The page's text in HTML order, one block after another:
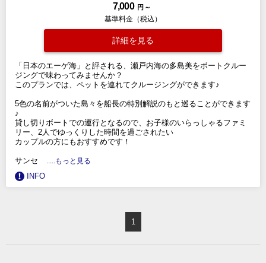
7,000 円 ～
基準料金（税込）
詳細を見る
「日本のエーゲ海」と評される、瀬戸内海の多島美をボートクルー
ジングで味わってみませんか？
このプランでは、ペットを連れてクルージングができます♪
5色の名前がついた島々を船長の特別解説のもと巡ることができます
♪
貸し切りボートでの運行となるので、お子様のいらっしゃるファミ
リー、2人でゆっくりした時間を過ごされたい
カップルの方にもおすすめです！
サンセ .....もっと見る
INFO
1